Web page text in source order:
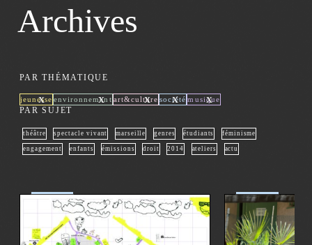
Archives
PAR THÉMATIQUE
jeunesse
x environnement
x art&culture
x société
x musique
x
PAR SUJET
théâtre spectacle vivant marseille genres étudiants féminisme
engagement enfants émissions droit 2014 ateliers actu